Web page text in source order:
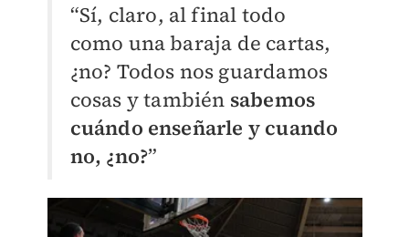
“Sí, claro, al final todo
como una baraja de cartas,
¿no? Todos nos guardamos
cosas y también sabemos
cuándo enseñarle y cuando
no, ¿no?”